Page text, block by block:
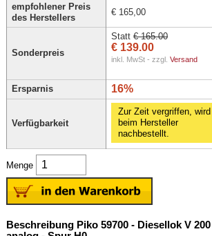
empfohlener Preis
des Herstellers
€ 165,00
Sonderpreis
Statt € 165.00
€ 139.00
inkl. MwSt - zzgl. Versand
Ersparnis 16%
Verfügbarkeit
Zur Zeit vergriffen, wird
beim Hersteller
nachbestellt.
Menge
Beschreibung Piko 59700 - Diesellok V